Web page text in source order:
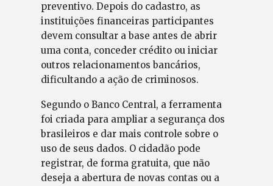
preventivo. Depois do cadastro, as
instituições financeiras participantes
devem consultar a base antes de abrir
uma conta, conceder crédito ou iniciar
outros relacionamentos bancários,
dificultando a ação de criminosos.
Segundo o Banco Central, a ferramenta
foi criada para ampliar a segurança dos
brasileiros e dar mais controle sobre o
uso de seus dados. O cidadão pode
registrar, de forma gratuita, que não
deseja a abertura de novas contas ou a